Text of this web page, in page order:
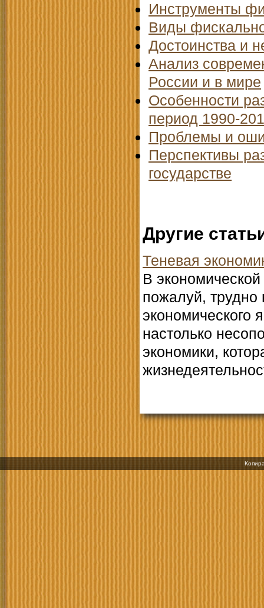
Инструменты
Виды
Достоинства и
Анализ
России и в мире
Особенности
период 1990-
Проблемы и
Перспективы
государстве
Другие
Теневая
В
пожалуй, трудно
экономического
настолько
экономики,